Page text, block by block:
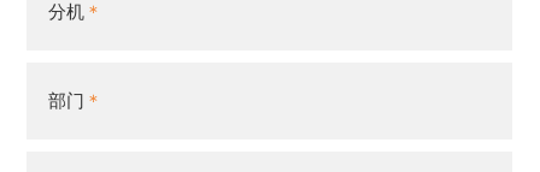
分机
部门